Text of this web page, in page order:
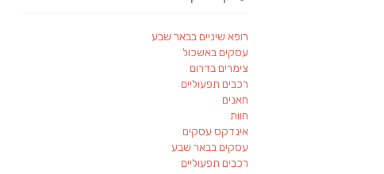
רופא שיניים בבאר שבע
עסקים באשכול
צימרים בדרום
רכבים תפעוליים
חאנים
חוות
אינדקס עסקים
עסקים בבאר שבע
רכבים תפעוליים